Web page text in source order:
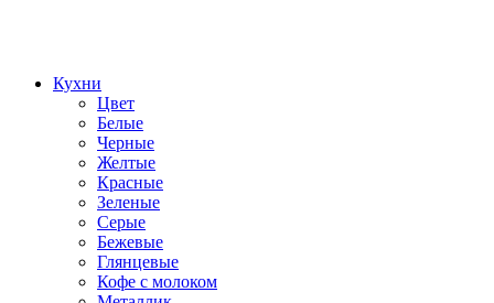
Кухни
Цвет
Белые
Черные
Желтые
Красные
Зеленые
Серые
Бежевые
Глянцевые
Кофе с молоком